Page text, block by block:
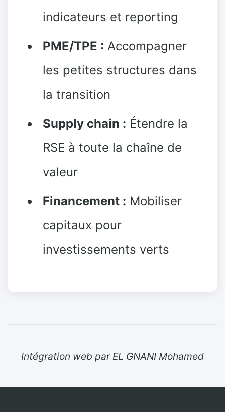
indicateurs et reporting
PME/TPE : Accompagner
les petites structures dans
la transition
Supply chain : Étendre la
RSE à toute la chaîne de
valeur
Financement : Mobiliser
capitaux pour
investissements verts
Intégration web par EL GNANI Mohamed